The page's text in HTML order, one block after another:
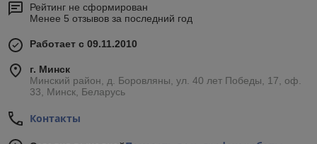
Рейтинг не сформирован
Менее 5 отзывов за последний год
Работает с 09.11.2010
г. Минск
Минский район, д. Боровляны, ул. 40 лет Победы, 17, оф.
33, Минск, Беларусь
Контакты